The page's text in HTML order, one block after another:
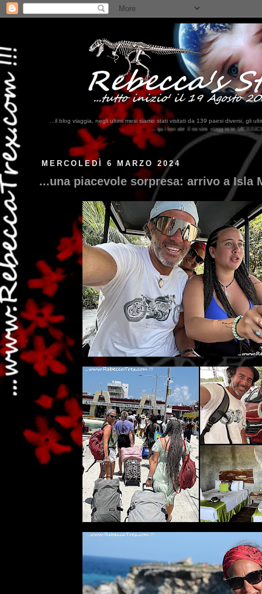
...il blog viaggia, negli ultimi mesi siamo stati visitati da 139 paesi diversi, gli
...qui trovate il nostro viaggio in MESSICO 2023...clikka qui !!!
MERCOLEDÌ 6 MARZO 2024
...una piacevole sorpresa: arrivo a Isla